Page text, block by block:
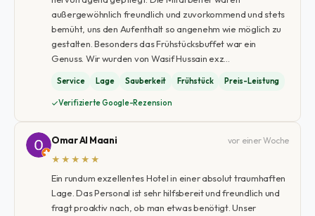
außergewöhnlich freundlich und zuvorkommend und stets
bemüht, uns den Aufenthalt so angenehm wie möglich zu
gestalten. Besonders das Frühstücksbuffet war ein
Genuss. Wir wurden von Wasif Hussain exz…
Service Lage Sauberkeit Frühstück Preis-Leistung
Verifizierte Google-Rezension
Omar Al Maani
vor einer Woche
★★★★★
Ein rundum exzellentes Hotel in einer absolut traumhaften
Lage. Das Personal ist sehr hilfsbereit und freundlich und
fragt proaktiv nach, ob man etwas benötigt. Unser